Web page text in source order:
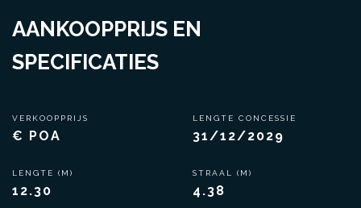
AANKOOPPRIJS EN
SPECIFICATIES
VERKOOPPRIJS
€ POA
LENGTE (M)
12.30
LENGTE CONCESSIE
31/12/2029
STRAAL (M)
4.38